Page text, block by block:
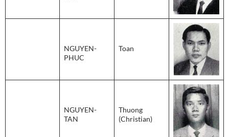
NGUYEN-
PHUC
Toan
NGUYEN-
TAN
Thuong
(Christian)